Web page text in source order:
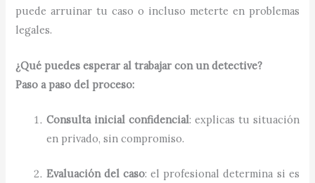
puede arruinar tu caso o incluso meterte en problemas
legales.
¿Qué puedes esperar al trabajar con un detective?
Paso a paso del proceso:
Consulta inicial confidencial: explicas tu situación
en privado, sin compromiso.
Evaluación del caso: el profesional determina si es